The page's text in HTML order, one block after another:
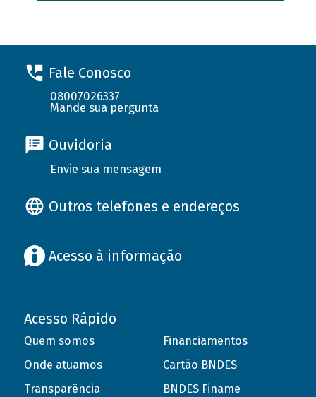
Fale Conosco
08007026337
Mande sua pergunta
Ouvidoria
Envie sua mensagem
Outros telefones e endereços
Acesso à informação
Acesso Rápido
Quem somos
Onde atuamos
Transparência
Financiamentos
Cartão BNDES
BNDES Finame